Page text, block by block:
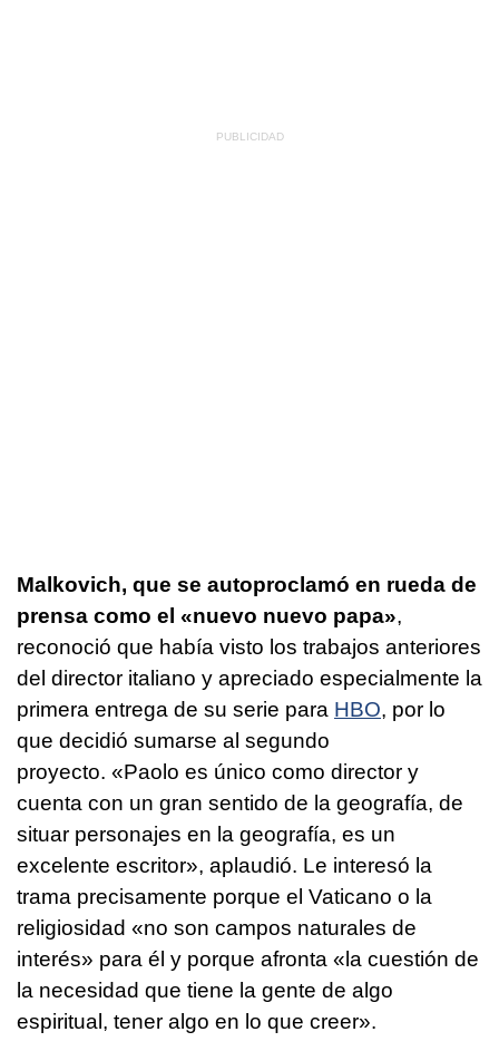
Malkovich, que se autoproclamó en rueda de
prensa como el «nuevo nuevo papa»,
reconoció que había visto los trabajos anteriores
del director italiano y apreciado especialmente la
primera entrega de su serie para HBO, por lo
que decidió sumarse al segundo
proyecto. «Paolo es único como director y
cuenta con un gran sentido de la geografía, de
situar personajes en la geografía, es un
excelente escritor», aplaudió. Le interesó la
trama precisamente porque el Vaticano o la
religiosidad «no son campos naturales de
interés» para él y porque afronta «la cuestión de
la necesidad que tiene la gente de algo
espiritual, tener algo en lo que creer».